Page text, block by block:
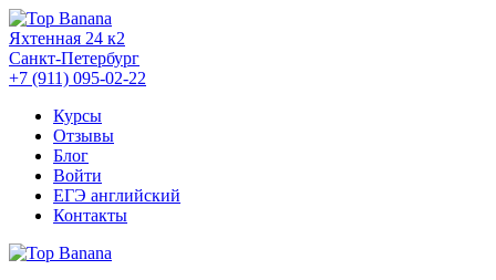
Яхтенная 24 к2
Санкт-Петербург
+7 (911) 095-02-22
Курсы
Отзывы
Блог
Войти
ЕГЭ английский
Контакты